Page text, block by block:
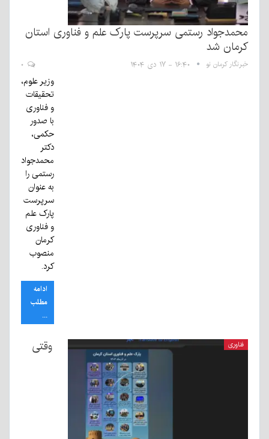
محمدجواد رستمی سرپرست پارک علم و فناوری استان
کرمان شد
خبرنگار کرمان نو ۱۶:۴۰ - ۱۷ دی ۱۴۰۴
وزیر علوم،
تحقیقات
و فناوری
با صدور
حکمی،
دکتر
محمدجواد
رستمی را
به عنوان
سرپرست
پارک علم
و فناوری
کرمان
منصوب
کرد.
ادامه
مطلب
...
فناوری وقتی